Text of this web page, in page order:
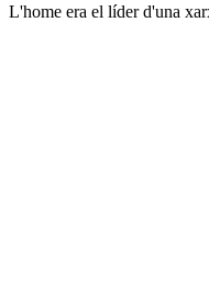
L'home era el líder d'una